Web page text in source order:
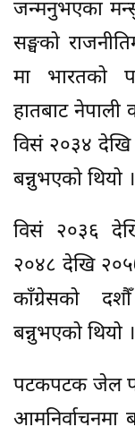
जन्मनुभएका
सङ्घको
मा भारतको
हातबाट
विसं २०३४ देखि
बन्नुभएको थियो ।
विसं २०३६
२०४८ देखि
काँग्रेसको
बन्नुभएको थियो ।
पटकपटक जेल
आमनिर्वाचनमा